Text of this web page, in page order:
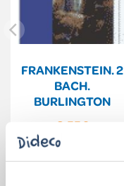
FRANKENSTEIN. 2
BACH.
BURLINGTON
8,55€